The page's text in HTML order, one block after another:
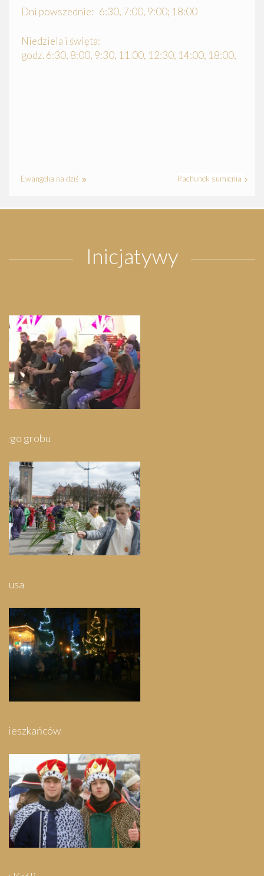
Dni powszednie: 6:30, 7:00, 9:00; 18:00
Niedziela i święta:
godz. 6:30, 8:00, 9:30, 11.00, 12:30, 14:00, 18:00,
Ewangelia na dziś Rachunek sumienia
Inicjatywy
Pielgrzymka do Wejherowa
Festyn Parafialny